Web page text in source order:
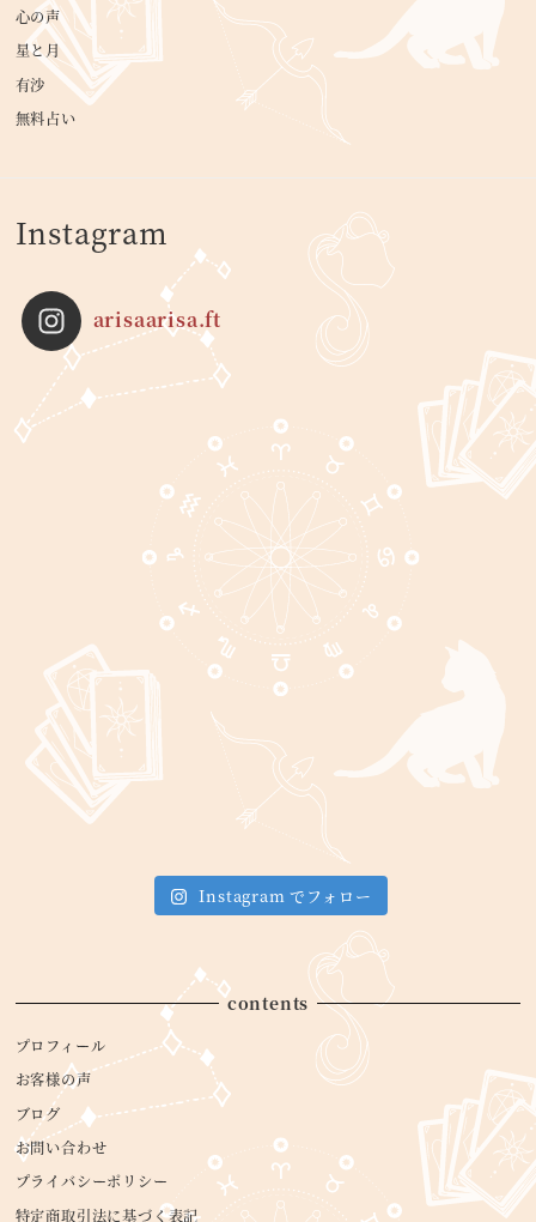
心の声
星と月
有沙
無料占い
Instagram
arisaarisa.ft
Instagram でフォロー
contents
プロフィール
お客様の声
ブログ
お問い合わせ
プライバシーポリシー
特定商取引法に基づく表記